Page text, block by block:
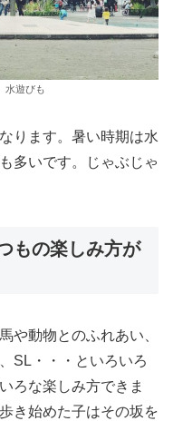
水遊びも
ります。暑い時期は水
多いです。じゃぶじゃ
もの楽しみ方が
や動物とのふれあい、
SL・・・といろいろ
ろな楽しみ方できま
き始めた子はその坂を